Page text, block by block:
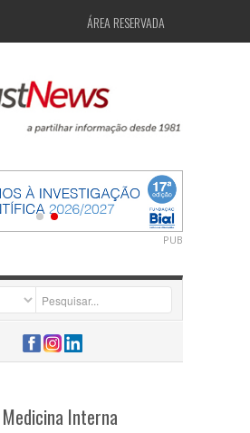
ÁREA RESERVADA
PUB
Medicina Interna